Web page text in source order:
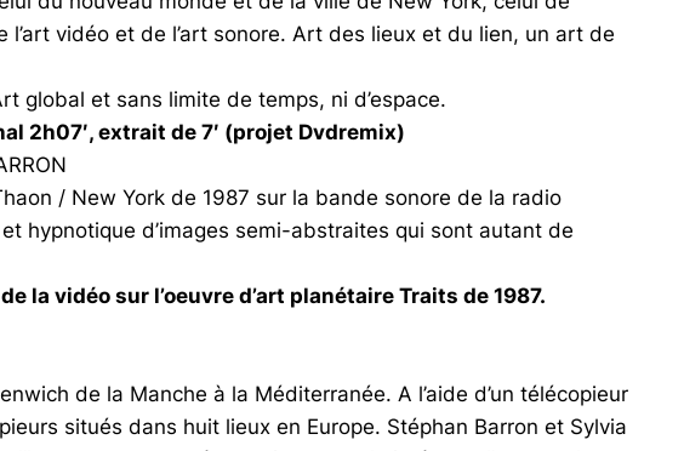
vidéo et de l’art sonore. Art des lieux et du lien, un art de
global et sans limite de temps, ni d’espace.
2h07′, extrait de 7′ (projet Dvdremix)
/ New York de 1987 sur la bande sonore de la radio
hypnotique d’images semi-abstraites qui sont autant de
la vidéo sur l’oeuvre d’art planétaire Traits de 1987.
de la Manche à la Méditerranée. A l’aide d’un télécopieur
situés dans huit lieux en Europe. Stéphan Barron et Sylvia